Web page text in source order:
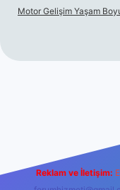
Motor Gelişim Yaşam
Reklam ve İletişim: